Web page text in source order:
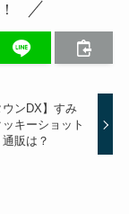
ウンDX】すみ
キーショット
販は？